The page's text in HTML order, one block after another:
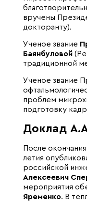
вручены
докторанту).
Ученое звание
Баянбуловой
традиционной
Ученое звание
проблем
подготовку
Доклад
После
летия
российской
Алексеевич
мероприятия
Яременко. В